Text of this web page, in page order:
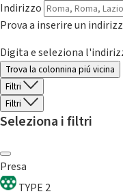
Indirizzo
Prova a inserire un
Digita e seleziona
Trova la colonnina piú vicina
Filtri
Filtri
Seleziona i filtri
Presa
TYPE 2